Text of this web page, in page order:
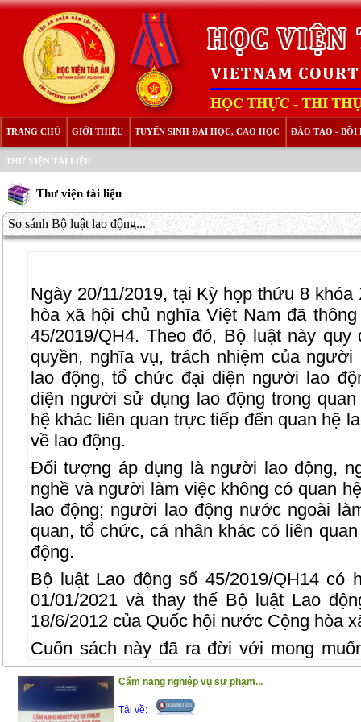
TRANG CHỦ GIỚI THIỆU TUYỂN SINH ĐẠI HỌC, CAO HỌC ĐÀO TẠO - BỒI
THƯ VIỆN TÀI LIỆU
Thư viện tài liệu
So sánh Bộ luật lao động...
Ngày 20/11/2019, tại Kỳ họp thứu 8
hòa xã hội chủ nghĩa Việt Nam đã
45/2019/QH4. Theo đó, Bộ luật này quy
quyền, nghĩa vụ, trách nhiệm của
lao động, tổ chức đại diện người lao
diện người sử dụng lao động trong
hệ khác liên quan trực tiếp đến quan hệ
về lao động.
Đối tượng áp dụng là người lao động,
nghề và người làm việc không có quan
lao động; người lao động nước ngoài
quan, tổ chức, cá nhân khác có liên
động.
Bộ luật Lao động số 45/2019/QH14 có
01/01/2021 và thay thế Bộ luật Lao
18/6/2012 của Quốc hội nước Cộng hòa
Cuốn sách này đã ra đời với mong
trong việc tra cứu, áp dụng Bộ luật Lao
của Bộ luật Lao động 2019 với 242 Điều
Đồng thời, cuốn sách còn in các văn bản
Cẩm nang nghiệp vụ sư phạm...
Tải về: